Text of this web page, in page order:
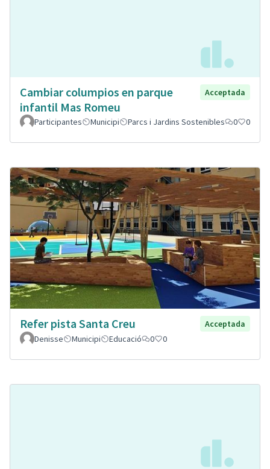
Cambiar columpios en parque
infantil Mas Romeu
Acceptada
Participantes Municipi Parcs i Jardins Sostenibles 0 0
Refer pista Santa Creu
Acceptada
Denisse
Municipi Educació 0 0